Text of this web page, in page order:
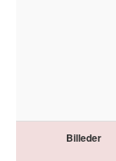
Billeder